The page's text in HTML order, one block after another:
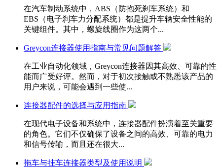
在汽车制动系统中，ABS（防抱死刹车系统）和
EBS（电子刹车力分配系统）都是提升车辆安全性能的
关键组件。其中，螺旋线圈作为这两个...
Greycon连接器使用指南与常见问题解答
在工业自动化领域，Greycon连接器因其高效、可靠的性
能而广受好评。然而，对于初次接触或不熟悉该产品的
用户来说，可能会遇到一些使...
连接器配件的选择与应用指南
在现代电子设备和系统中，连接器配件扮演着至关重要
的角色。它们不仅确保了设备之间的高效、可靠的电力
和信号传输，而且还在很大...
拖车与挂车连接器类型及使用说明